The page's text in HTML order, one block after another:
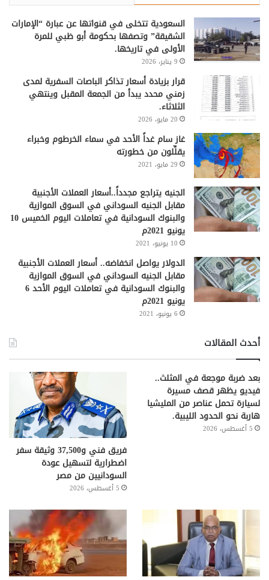
السعودية تتخلى في قنواتها عن عبارة “الإمارات
الشقيقة” وتصفها بحكومة أبو ظبي للمرة
الأولى في تاريخها.
9 يناير، 2026
قرار بزيادة أسعار تذاكر الباصات السفرية لمدى
زمني محدد يبدأ من الجمعة المقبل وينتهي
الثلاثاء.
20 مايو، 2026
غاز سام غداً الأحد في سماء الخرطوم وخبراء
يقلِّلون من خطورته
29 مايو، 2021
الجنيه يتراجع مجدداً..أسعار العملات الأجنبية
مقابل الجنيه السوداني في السوق الموازية
والبنوك السودانية في تعاملات اليوم الخميس 10
يونيو 2021م
10 يونيو، 2021
الدولار يواصل انخفاضه.. أسعار العملات الأجنبية
مقابل الجنيه السوداني في السوق الموازية
والبنوك السودانية في تعاملات اليوم الأحد 6
يونيو 2021م
6 يونيو، 2021
أحدث المقالات
بعد ضربة موجعة في المثلث..
فيديو يظهر قصف مسيرة
لسيارة تحمل عناصر من المليشيا
هاربة نحو الحدود الليبية.
5 أغسطس، 2026
فريق فني و37,500 وثيقة سفر
اضطرارية لتسهيل عودة
السودانيين من مصر
5 أغسطس، 2026